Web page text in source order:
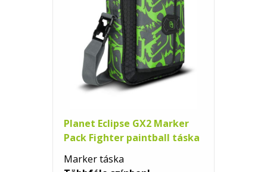
Planet Eclipse GX2 Marker
Pack Fighter paintball táska
Marker táska